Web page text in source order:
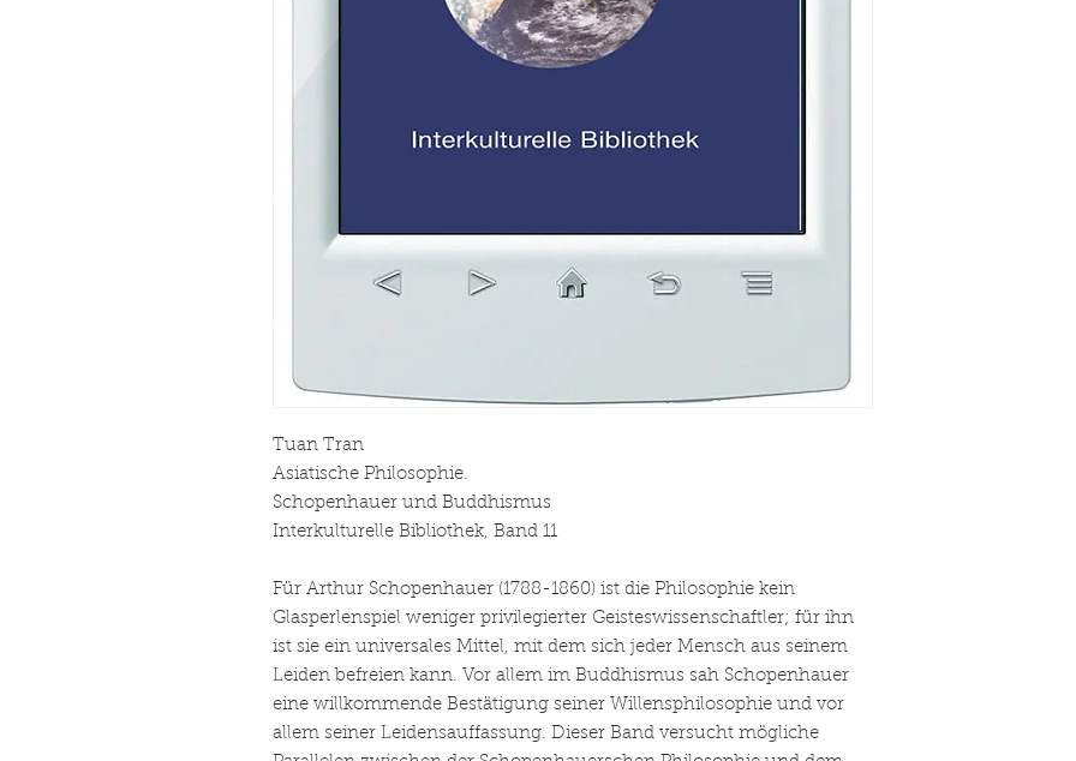
Tuan Tran
Asiatische Philosophie.
Schopenhauer und Buddhismus
Interkulturelle Bibliothek, Band 11
Für Arthur Schopenhauer (1788-1860) ist die Philosophie kein
Glasperlenspiel weniger privilegierter Geisteswissenschaftler; für ihn
ist sie ein universales Mittel, mit dem sich jeder Mensch aus seinem
Leiden befreien kann. Vor allem im Buddhismus sah Schopenhauer
eine willkommende Bestätigung seiner Willensphilosophie und vor
allem seiner Leidensauffassung. Dieser Band versucht mögliche